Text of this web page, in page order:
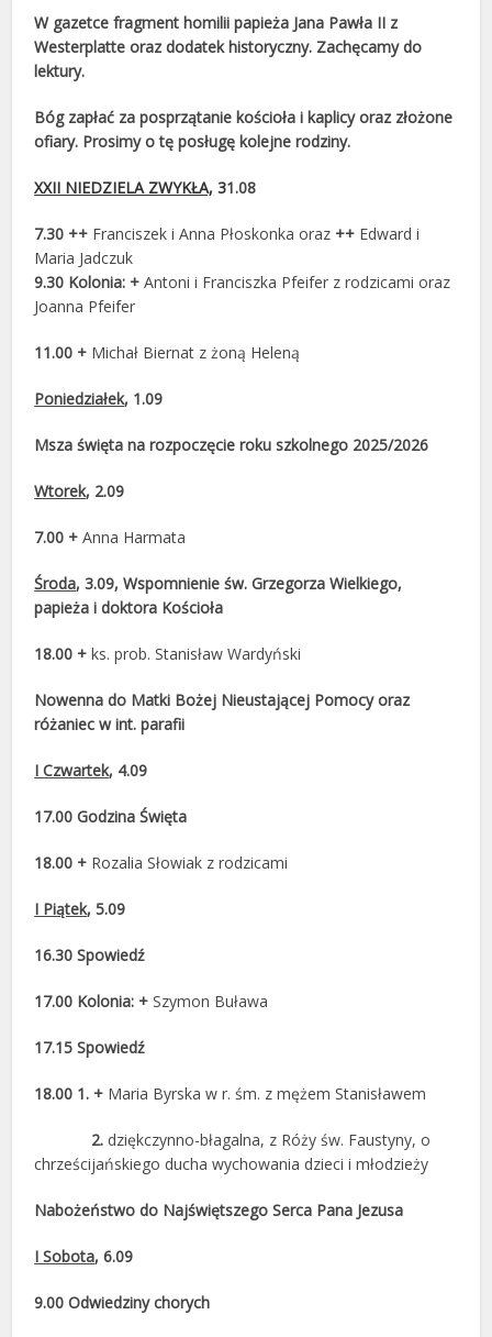
W gazetce fragment homilii papieża Jana Pawła II z
Westerplatte oraz dodatek historyczny. Zachęcamy do
lektury.
Bóg zapłać za posprzątanie kościoła i kaplicy oraz złożone
ofiary. Prosimy o tę posługę kolejne rodziny.
XXII NIEDZIELA ZWYKŁA, 31.08
7.30 ++ Franciszek i Anna Płoskonka oraz ++ Edward i
Maria Jadczuk
9.30 Kolonia: +Antoni i Franciszka Pfeifer z rodzicami oraz
Joanna Pfeifer
11.00 + Michał Biernat z żoną Heleną
Poniedziałek, 1.09
Msza święta na rozpoczęcie roku szkolnego 2025/2026
Wtorek, 2.09
7.00 +Anna Harmata
Środa, 3.09, Wspomnienie św. Grzegorza Wielkiego,
papieża i doktora Kościoła
18.00 +ks. prob. Stanisław Wardyński
Nowenna do Matki Bożej Nieustającej Pomocy oraz
różaniec w int. parafii
I Czwartek, 4.09
17.00 Godzina Święta
18.00 + Rozalia Słowiak z rodzicami
I Piątek, 5.09
16.30 Spowiedź
17.00 Kolonia: +Szymon Buława
17.15 Spowiedź
18.00 1. + Maria Byrska w r. śm. z mężem Stanisławem
2. dziękczynno-błagalna, z Róży św. Faustyny, o
chrześcijańskiego ducha wychowania dzieci i młodzieży
Nabożeństwo do Najświętszego Serca Pana Jezusa
I Sobota, 6.09
9.00 Odwiedziny chorych